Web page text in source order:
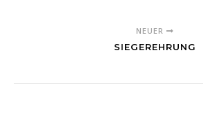
NEUER
SIEGEREHRUNG